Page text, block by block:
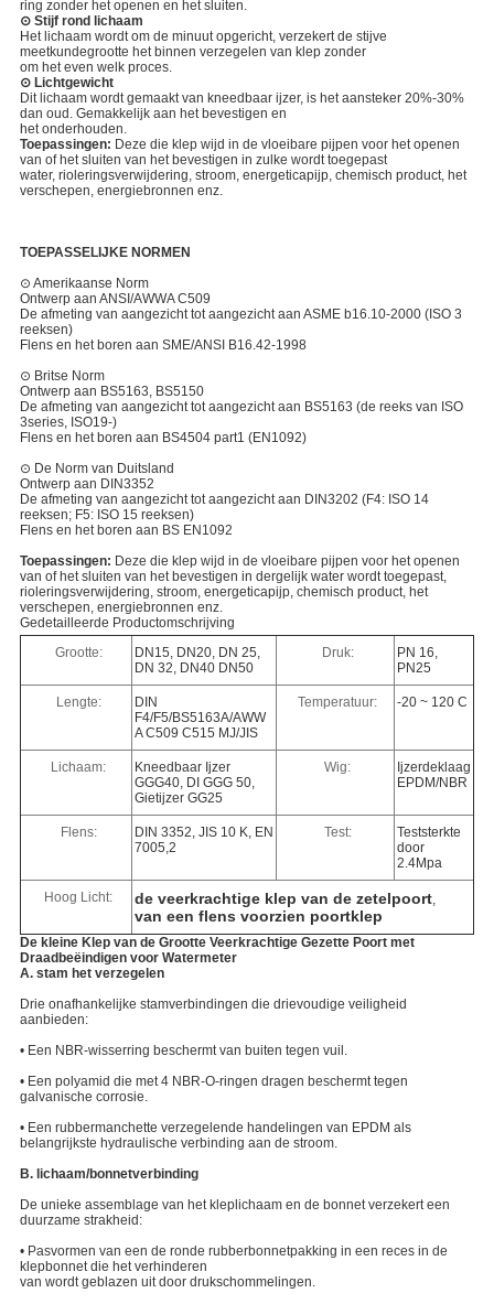
ring zonder het openen en het sluiten.
⊙ Stijf rond lichaam
Het lichaam wordt om de minuut opgericht, verzekert de stijve
meetkundegrootte het binnen verzegelen van klep zonder
om het even welk proces.
⊙ Lichtgewicht
Dit lichaam wordt gemaakt van kneedbaar ijzer, is het aansteker 20%-30%
dan oud. Gemakkelijk aan het bevestigen en
het onderhouden.
Toepassingen: Deze die klep wijd in de vloeibare pijpen voor het openen
van of het sluiten van het bevestigen in zulke wordt toegepast
water, rioleringsverwijdering, stroom, energeticapijp, chemisch product, het
verschepen, energiebronnen enz.
TOEPASSELIJKE NORMEN
⊙ Amerikaanse Norm
Ontwerp aan ANSI/AWWA C509
De afmeting van aangezicht tot aangezicht aan ASME b16.10-2000 (ISO 3
reeksen)
Flens en het boren aan SME/ANSI B16.42-1998
⊙ Britse Norm
Ontwerp aan BS5163, BS5150
De afmeting van aangezicht tot aangezicht aan BS5163 (de reeks van ISO
3series, ISO19-)
Flens en het boren aan BS4504 part1 (EN1092)
⊙ De Norm van Duitsland
Ontwerp aan DIN3352
De afmeting van aangezicht tot aangezicht aan DIN3202 (F4: ISO 14
reeksen; F5: ISO 15 reeksen)
Flens en het boren aan BS EN1092
Toepassingen: Deze die klep wijd in de vloeibare pijpen voor het openen
van of het sluiten van het bevestigen in dergelijk water wordt toegepast,
rioleringsverwijdering, stroom, energeticapijp, chemisch product, het
verschepen, energiebronnen enz.
Gedetailleerde Productomschrijving
Grootte:
DN15, DN20, DN 25,
DN 32, DN40 DN50
Druk:
PN 16,
PN25
Lengte:
DIN
F4/F5/BS5163A/AWW
A C509 C515 MJ/JIS
Temperatuur: -20 ~ 120 C
Lichaam:
Kneedbaar Ijzer
GGG40, DI GGG 50,
Gietijzer GG25
Wig:
Ijzerdeklaag
EPDM/NBR
Flens:
DIN 3352, JIS 10 K, EN
7005,2
Test:
Teststerkte
door
2.4Mpa
Hoog Licht: de veerkrachtige klep van de zetelpoort,
van een flens voorzien poortklep
De kleine Klep van de Grootte Veerkrachtige Gezette Poort met
Draadbeëindigen voor Watermeter
A. stam het verzegelen
Drie onafhankelijke stamverbindingen die drievoudige veiligheid
aanbieden:
• Een NBR-wisserring beschermt van buiten tegen vuil.
• Een polyamid die met 4 NBR-O-ringen dragen beschermt tegen
galvanische corrosie.
• Een rubbermanchette verzegelende handelingen van EPDM als
belangrijkste hydraulische verbinding aan de stroom.
B. lichaam/bonnetverbinding
De unieke assemblage van het kleplichaam en de bonnet verzekert een
duurzame strakheid:
• Pasvormen van een de ronde rubberbonnetpakking in een reces in de
klepbonnet die het verhinderen
van wordt geblazen uit door drukschommelingen.